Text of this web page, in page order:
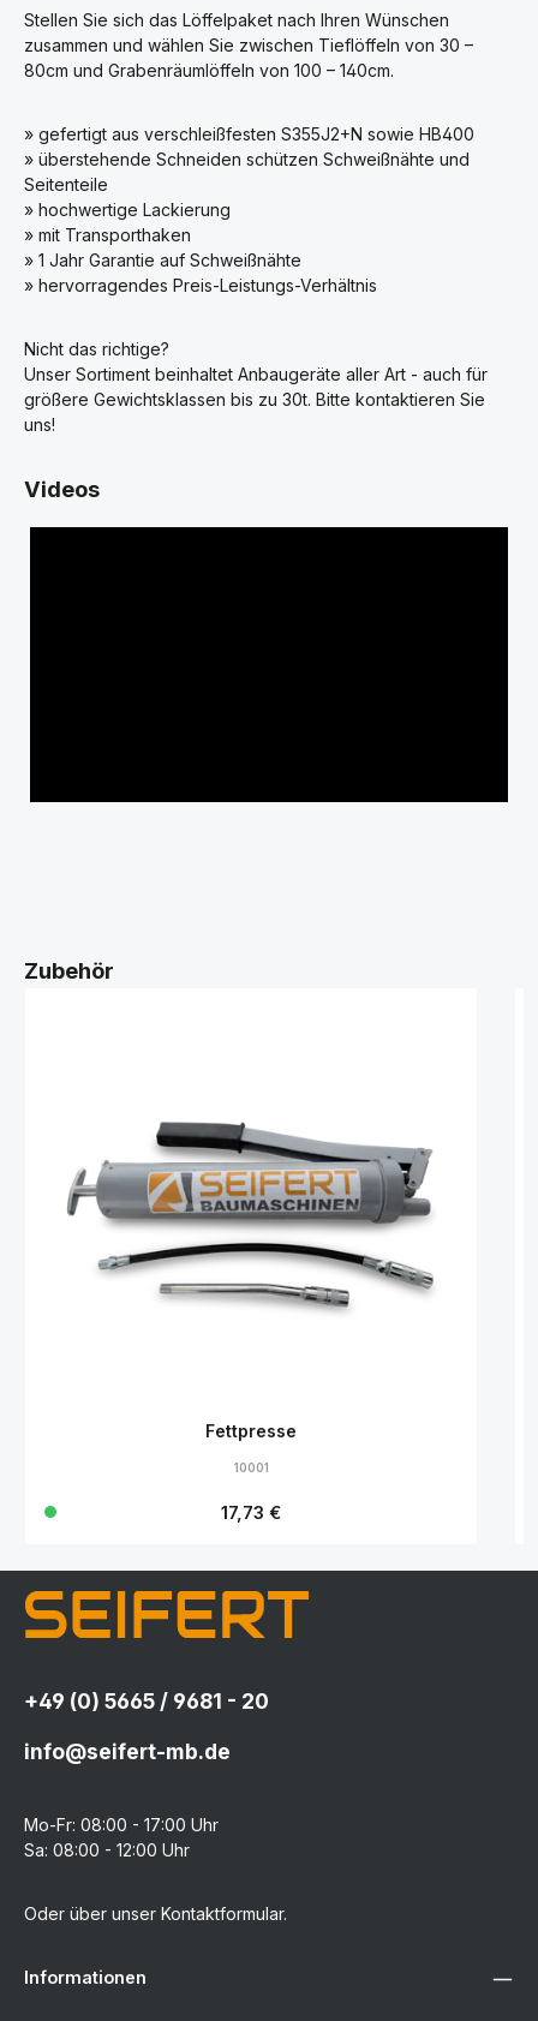
Stellen Sie sich das Löffelpaket nach Ihren Wünschen
zusammen und wählen Sie zwischen Tieflöffeln von 30 –
80cm und Grabenräumlöffeln von 100 – 140cm.
» gefertigt aus verschleißfesten S355J2+N sowie HB400
» überstehende Schneiden schützen Schweißnähte und
Seitenteile
» hochwertige Lackierung
» mit Transporthaken
» 1 Jahr Garantie auf Schweißnähte
» hervorragendes Preis-Leistungs-Verhältnis
Nicht das richtige?
Unser Sortiment beinhaltet Anbaugeräte aller Art - auch für
größere Gewichtsklassen bis zu 30t. Bitte kontaktieren Sie
uns!
Videos
Zubehör
Fettpresse
10001
Regulärer Preis:
17,73 €
+49 (0) 5665 / 9681 - 20
info@seifert-mb.de
Mo-Fr: 08:00 - 17:00 Uhr
Sa: 08:00 - 12:00 Uhr
Oder über unser Kontaktformular.
Informationen